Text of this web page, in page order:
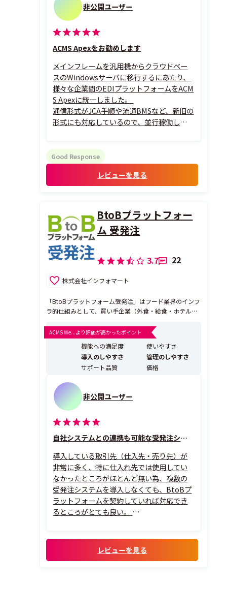
非公開ユーザー
ACMS Apexをお勧めします
メインフレームを汎用機からクラウドベー
スのWindowsサーバに移行するにあたり、
様々な企業間のEDIプラットフォームをACM
S Apexに統一しました。
通信形式がJCA手順や流通BMSなど、新旧の
形式にも対応しているので、並行稼働しなが
手順が統一されることで、管理工数の削減に
も役立っております。
Good Response
レビューを見る
BtoBプラットフォー
ム 受発注
3.7 22
株式会社インフォマート
「BtoBプラットフォーム受発注」はフード業界のインフ
ラ的仕組みとして、買い手企業（外食・給食・ホテル
の飲食店5社に1社がご導入中） 発注するだけのシステム
ではなく、発注～受注～請求までを電子化できるワンス
トップサービスであるため、発注担当者や経理担当者の
ACMS We...より評価が高かったポイント
機能への満足度
使いやすさ
導入のしやすさ
管理のしやすさ
サポート品質
価格
非公開ユーザー
自社システムとの連携も可能な受発注システム
導入している取引先（仕入先・売り先）が
非常に多く、特に仕入れ先では使用してい
なかったところがほとんど無い為、複数の
受発注システムを導入しなくても、BtoBプ
ラットフォームを契約していれば対応でき
るところがとても良い。
る。また過去のデータもすべて参照可能で
あるため、振り返ってデータを確認する場
レビューを見る